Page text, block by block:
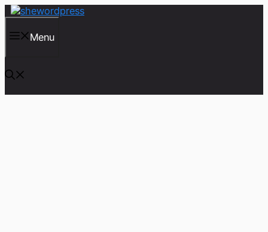
컨
츠
건
너
뛰
기
Menu